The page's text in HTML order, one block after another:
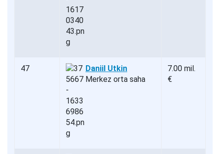
47
Daniil Utkin
Merkez orta saha
7.00 mil.
€